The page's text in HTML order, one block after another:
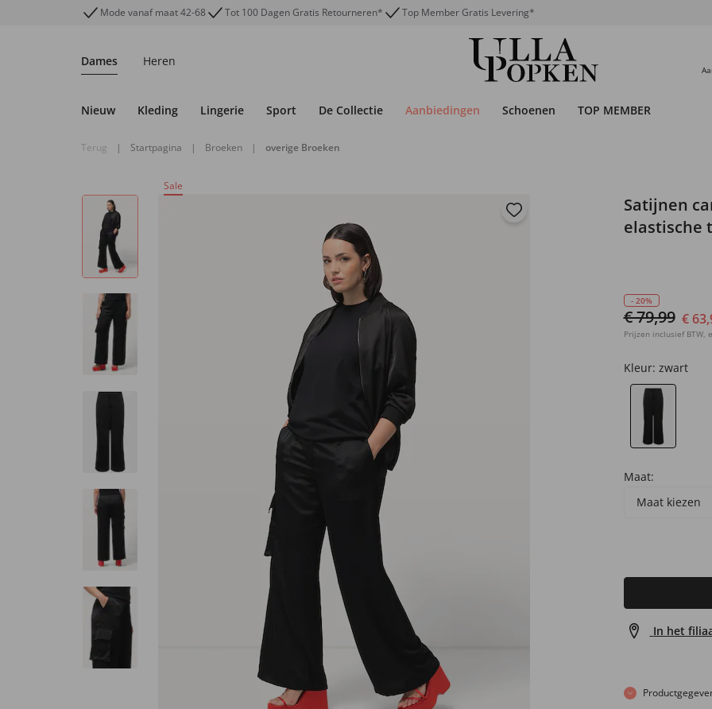
Mode vanaf maat 42-68 Tot 100 Dagen Gratis Retourneren* Top Member Gratis Levering*
Dames Heren
Nieuw Kleding Lingerie Sport De Collectie Aanbiedingen Schoenen TOP MEMBER
Terug | Startpagina | Broeken | overige Broeken
Sale
Satijnen
elastische
- 20%
€ 79,99 €
Prijzen inclusief BTW,
Kleur: zwart
Maat:
Maat kiezen
In het